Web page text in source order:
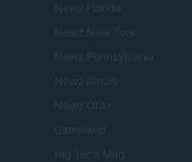
Newz Florida
Newz New York
Newz Pennsylvania
Newz Illinois
Newz Ohio
Gameland
Hig Tech Mag